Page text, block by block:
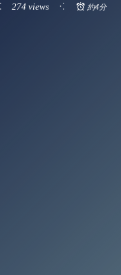
274 views 約4分